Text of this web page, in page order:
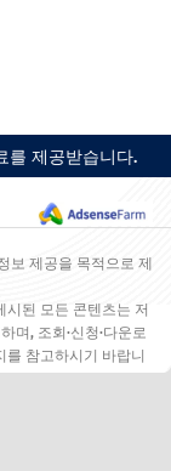
를 제공받습니다.
보 제공을 목적으로 제
시된 모든 콘텐츠는 저
며, 조회·신청·다운로
를 참고하시기 바랍니